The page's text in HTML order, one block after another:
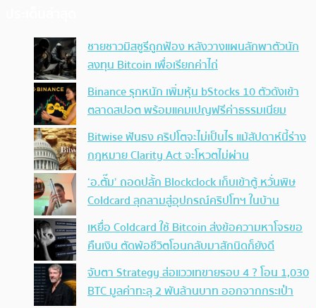
ชายชาวมิสซูรีถูกฟ้อง หลังวางแผนลักพาตัวนัก
ลงทุน Bitcoin เพื่อเรียกค่าไถ่
Binance รุกหนัก เพิ่มหุ้น bStocks 10 ตัวดังเข้า
ตลาดสปอต พร้อมแคมเปญฟรีค่าธรรมเนียม
Bitwise ฟันธง คริปโตจะไม่เป็นไร แม้สัปดาห์นี้ร่าง
กฎหมาย Clarity Act จะโหวตไม่ผ่าน
‘อ.ตั๊ม’ ถอดปลั้ก Blockclock เก็บเข้าตู้ หวั่นพิษ
Coldcard ลุกลามสู่อุปกรณ์คริปโทฯ ในบ้าน
เหยื่อ Coldcard ใช้ Bitcoin ส่งข้อความหาโจรขอ
คืนเงิน ตัดพ้อชีวิตโอนกลับมาสักนิดก็ยังดี
จับตา Strategy ส่อแววเทขายรอบ 4 ? โอน 1,030
BTC มูลค่าทะลุ 2 พันล้านบาท ออกจากกระเป๋า